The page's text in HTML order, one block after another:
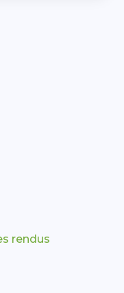
rendus